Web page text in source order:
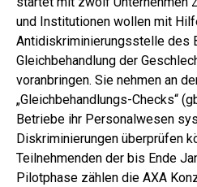
und Institutionen wollen mit
Antidiskriminierungsstelle des
Gleichbehandlung der
voranbringen. Sie nehmen an
„Gleichbehandlungs-Checks“
Betriebe ihr Personalwesen
Diskriminierungen überprüfen
Teilnehmenden der bis Ende
Pilotphase zählen die AXA